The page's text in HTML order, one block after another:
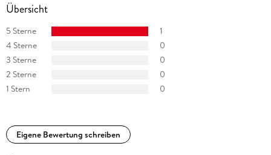
Übersicht
5 Sterne
1
4 Sterne
0
3 Sterne
0
2 Sterne
0
1 Stern
0
Eigene Bewertung schreiben